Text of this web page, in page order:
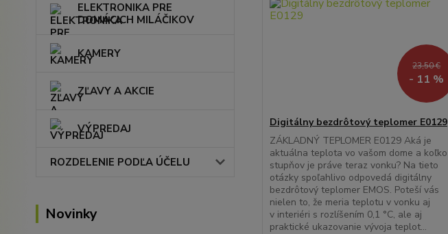
ELEKTRONIKA PRE
DOMÁCICH MILÁČIKOV
KAMERY
ZĽAVY A AKCIE
VÝPREDAJ
ROZDELENIE PODĽA ÚČELU
Novinky
23,50 €
- 11 %
Digitálny bezdrôtový teplomer E0129
ZÁKLADNÝ TEPLOMER E0129 Aká je
aktuálna teplota vo vašom dome a koľko
stupňov je práve teraz vonku? Na tieto
otázky spoľahlivo odpovedá digitálny
bezdrôtový teplomer EMOS. Poteší vás
nielen to, že meria teplotu v vonku aj
v interiéri s rozlíšením 0,1 °C, ale aj
praktické ukazovanie vývoja teplot...